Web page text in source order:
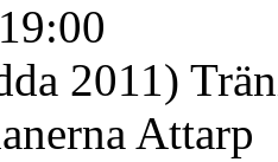
2011)
Attarp